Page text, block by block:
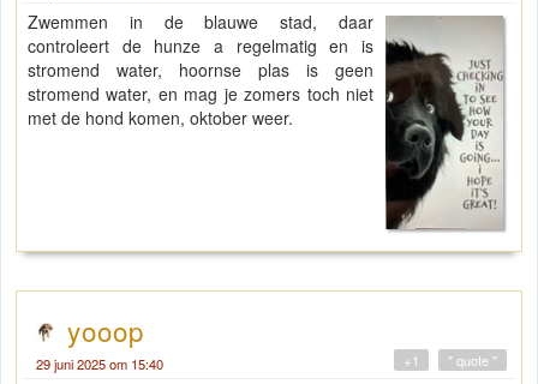
Zwemmen in de blauwe stad, daar
controleert de hunze a regelmatig en is
stromend water, hoornse plas is geen
stromend water, en mag je zomers toch niet
met de hond komen, oktober weer.
yooop
29 juni 2025 om 15:40 " quote "
+1